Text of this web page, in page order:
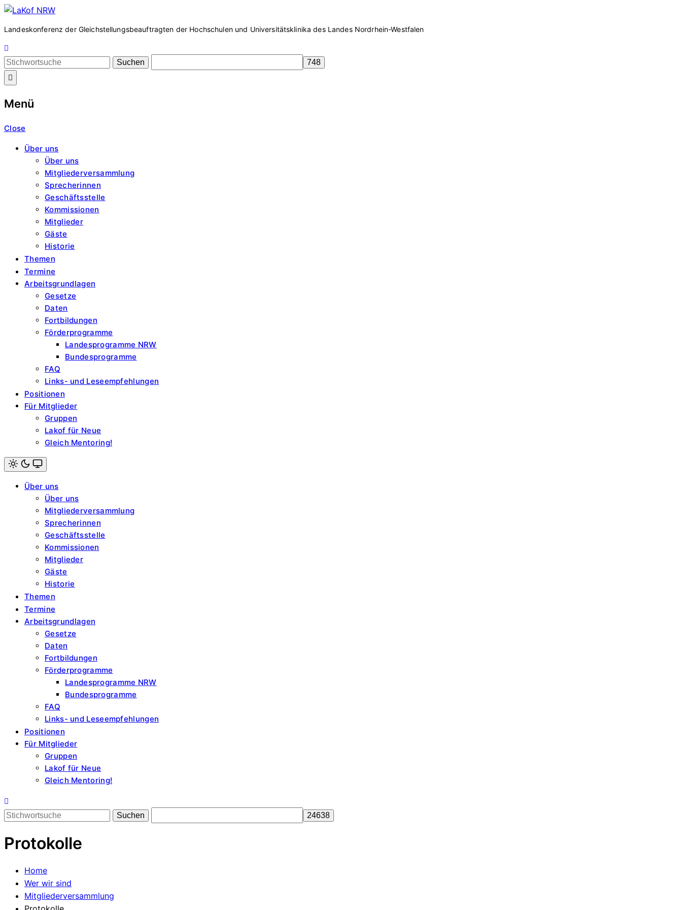
Zum
springen
LaKof
NRW
Landeskonferenz der Gleichstellungsbeauftragten der Hochschulen und Universitätsklinika des Landes Nordrhein-Westfalen
Search
for:
Menü
Close
Über uns
Über uns
Mitgliederversammlung
Sprecherinnen
Geschäftsstelle
Kommissionen
Mitglieder
Gäste
Historie
Themen
Termine
Arbeitsgrundlagen
Gesetze
Daten
Fortbildungen
Förderprogramme
Landesprogramme NRW
Bundesprogramme
FAQ
Links- und Leseempfehlungen
Positionen
Für Mitglieder
Gruppen
Lakof für Neue
Gleich Mentoring!
Light
mode
(click
dark)
Über uns
Über uns
Mitgliederversammlung
Sprecherinnen
Geschäftsstelle
Kommissionen
Mitglieder
Gäste
Historie
Themen
Termine
Arbeitsgrundlagen
Gesetze
Daten
Fortbildungen
Förderprogramme
Landesprogramme NRW
Bundesprogramme
FAQ
Links- und Leseempfehlungen
Positionen
Für Mitglieder
Gruppen
Lakof für Neue
Gleich Mentoring!
Search
Protokolle
Home
Wer wir sind
Mitgliederversammlung